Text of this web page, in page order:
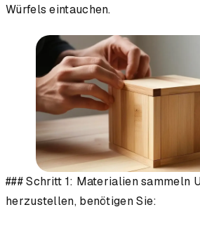
Würfels eintauchen.
### Schritt 1: Materialien sammeln
herzustellen, benötigen Sie: